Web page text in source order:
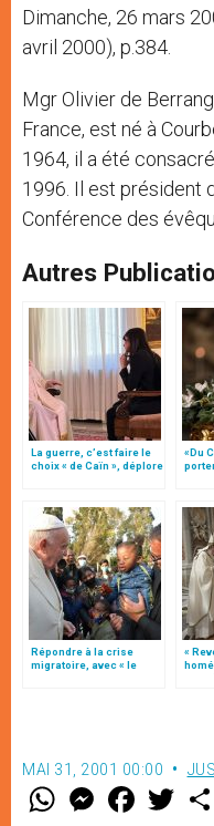
Dimanche, 26 mars
avril 2000), p.384.
Mgr Olivier de
France, est né à
1964, il a été
1996. Il est président
Conférence des
Autres
La guerre, c’est faire le
choix « de Caïn », déplore
«Du
Répondre à la crise
migratoire, avec « le
«
MAI 31, 2001 00:00
W M
e
F
a w